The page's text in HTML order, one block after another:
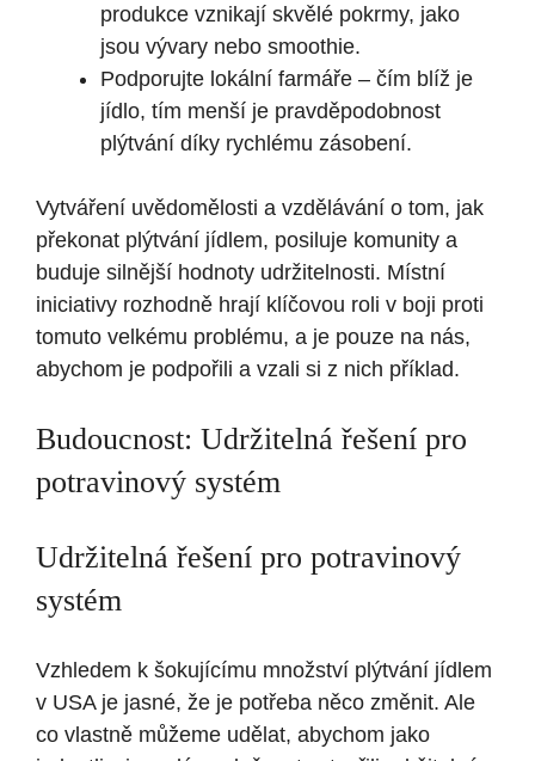
produkce vznikají skvělé pokrmy, jako
jsou vývary nebo smoothie.
Podporujte lokální farmáře – čím blíž je
jídlo, tím menší je pravděpodobnost
plýtvání díky rychlému zásobení.
Vytváření uvědomělosti a vzdělávání o tom, jak
překonat plýtvání jídlem, posiluje komunity a
buduje silnější hodnoty udržitelnosti. Místní
iniciativy rozhodně hrají klíčovou roli v boji proti
tomuto velkému problému, a je pouze na nás,
abychom je podpořili a vzali si z nich příklad.
Budoucnost: Udržitelná řešení pro
potravinový systém
Udržitelná řešení pro potravinový
systém
Vzhledem k šokujícímu množství plýtvání jídlem
v USA je jasné, že je potřeba něco změnit. Ale
co vlastně můžeme udělat, abychom jako